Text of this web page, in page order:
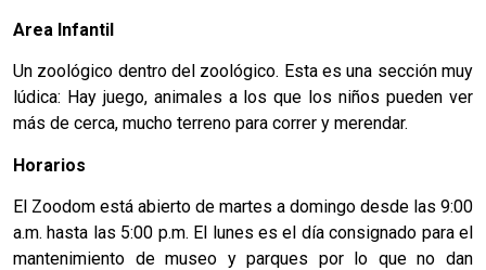
Area Infantil
Un zoológico dentro del zoológico. Esta es una sección muy
lúdica: Hay juego, animales a los que los niños pueden ver
más de cerca, mucho terreno para correr y merendar.
Horarios
El Zoodom está abierto de martes a domingo desde las 9:00
a.m. hasta las 5:00 p.m. El lunes es el día consignado para el
mantenimiento de museo y parques por lo que no dan